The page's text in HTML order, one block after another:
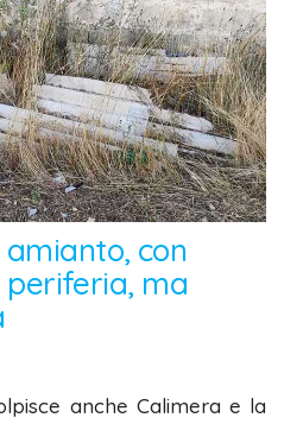
con
ma
anche Calimera e la